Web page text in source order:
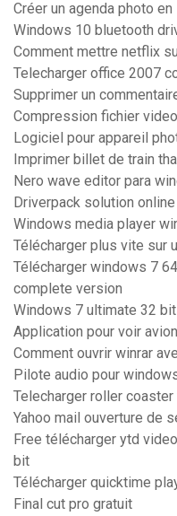
Créer un agenda photo en
Windows 10 bluetooth
Comment mettre netflix
Telecharger office 2007
Supprimer un
Compression fichier
Logiciel pour appareil
Imprimer billet de train
Nero wave editor para
Driverpack solution
Windows media player
Télécharger plus vite sur
Télécharger windows 7
complete version
Windows 7 ultimate 32
Application pour voir
Comment ouvrir winrar
Pilote audio pour
Telecharger roller
Yahoo mail ouverture de
Free télécharger ytd
bit
Télécharger quicktime
Final cut pro gratuit